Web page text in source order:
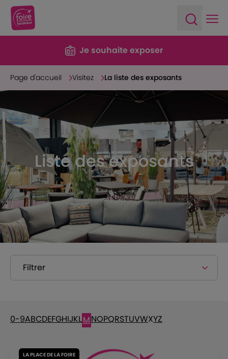
Je souhaite exposer
Page d'accueil Visitez La liste des exposants
Liste des exposants
Filtrer
0-9ABCDEFGHIJKLMNOPQRSTUVWXYZ
LA PLACE DE LA FOIRE